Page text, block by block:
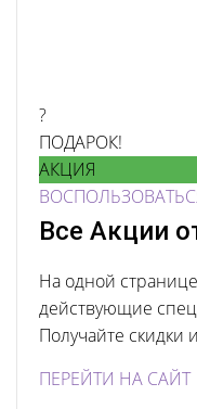
?
ПОДАРОК!
АКЦИЯ
Все Акции
На одной
действующие
Получайте скидки
ПЕРЕЙТИ НА САЙТ